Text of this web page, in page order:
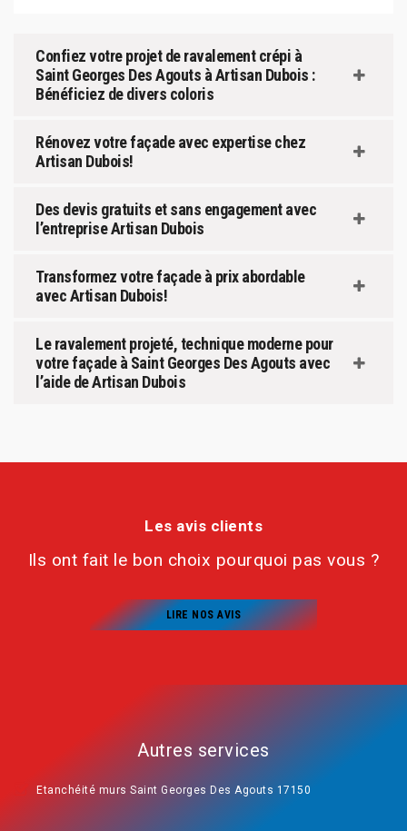
Confiez votre projet de ravalement crépi à
Saint Georges Des Agouts à Artisan Dubois :
Bénéficiez de divers coloris
Rénovez votre façade avec expertise chez
Artisan Dubois!
Des devis gratuits et sans engagement avec
l’entreprise Artisan Dubois
Transformez votre façade à prix abordable
avec Artisan Dubois!
Le ravalement projeté, technique moderne pour
votre façade à Saint Georges Des Agouts avec
l’aide de Artisan Dubois
Les avis clients
Ils ont fait le bon choix pourquoi pas vous ?
LIRE NOS AVIS
Autres services
Etanchéité murs Saint Georges Des Agouts 17150